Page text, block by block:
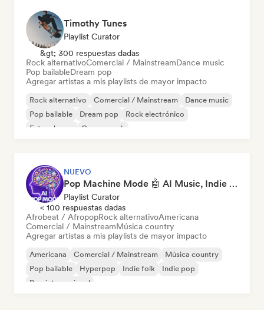
Timothy Tunes
Playlist Curator
&gt; 300 respuestas dadas
Rock alternativoComercial / MainstreamDance music
Pop bailableDream pop
Agregar artistas a mis playlists de mayor impacto
Rock alternativo Comercial / Mainstream
Dance music
Pop bailable
Dream pop
Rock electrónico
Future house
Garage rock
NUEVO
Pop Machine Mode 🤖 AI Music, Indie Pop & Dream Pop
Playlist Curator
< 100 respuestas dadas
Afrobeat / AfropopRock alternativoAmericana
Comercial / MainstreamMúsica country
Agregar artistas a mis playlists de mayor impacto
Americana Comercial / Mainstream
Música country
Pop bailable
Hyperpop Indie folk
Indie pop
Pop internacional